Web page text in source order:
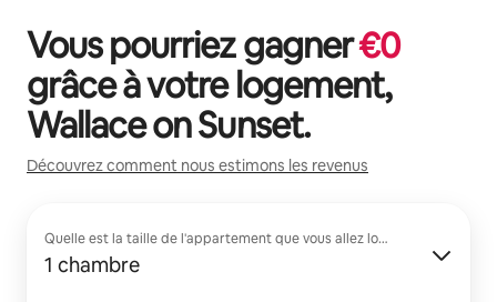
Vous pourriez gagner€0
grâce à votre logement,
Wallace on Sunset.
Découvrez comment nous estimons les revenus
Quelle est la taille de l'appartement que vous allez louer ?
1 chambre